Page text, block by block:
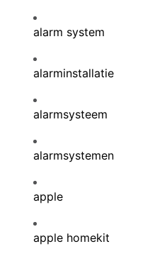
alarm system
alarminstallatie
alarmsysteem
alarmsystemen
apple
apple homekit